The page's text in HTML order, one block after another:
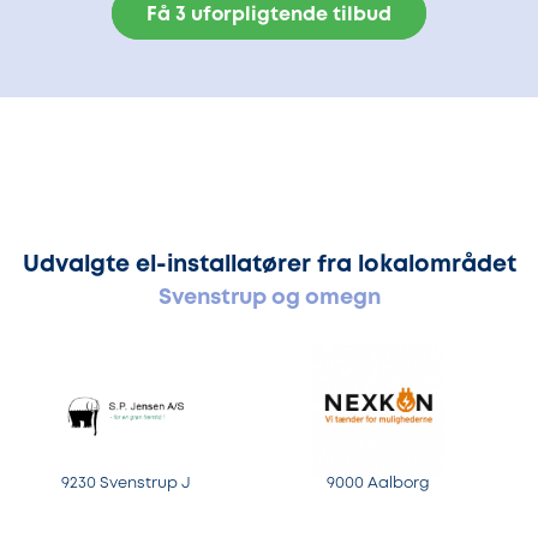
Få 3 uforpligtende tilbud
Udvalgte el-installatører fra lokalområdet
Svenstrup og omegn
9230 Svenstrup J 9000 Aalborg